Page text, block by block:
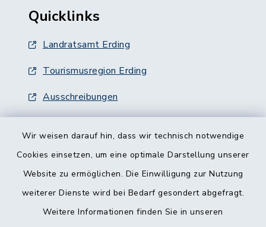
Wir weisen darauf hin, dass wir technisch notwendige
Cookies einsetzen, um eine optimale Darstellung unserer
Website zu ermöglichen. Die Einwilligung zur Nutzung
weiterer Dienste wird bei Bedarf gesondert abgefragt.
Weitere Informationen finden Sie in unseren
Quicklinks
Landratsamt Erding
Tourismusregion Erding
Ausschreibungen
Barrierefreiheit